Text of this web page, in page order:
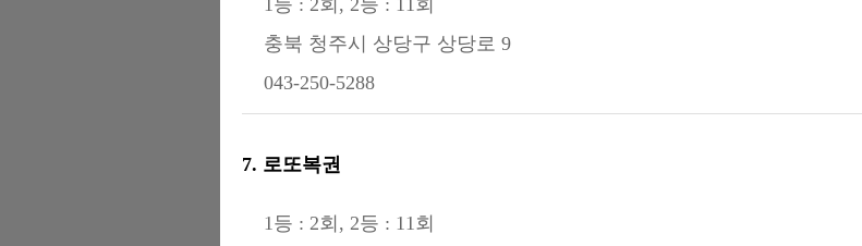
충북 청주시 상당구 상당로 9
043-250-5288
7. 로또복권
1등 : 2회, 2등 : 11회